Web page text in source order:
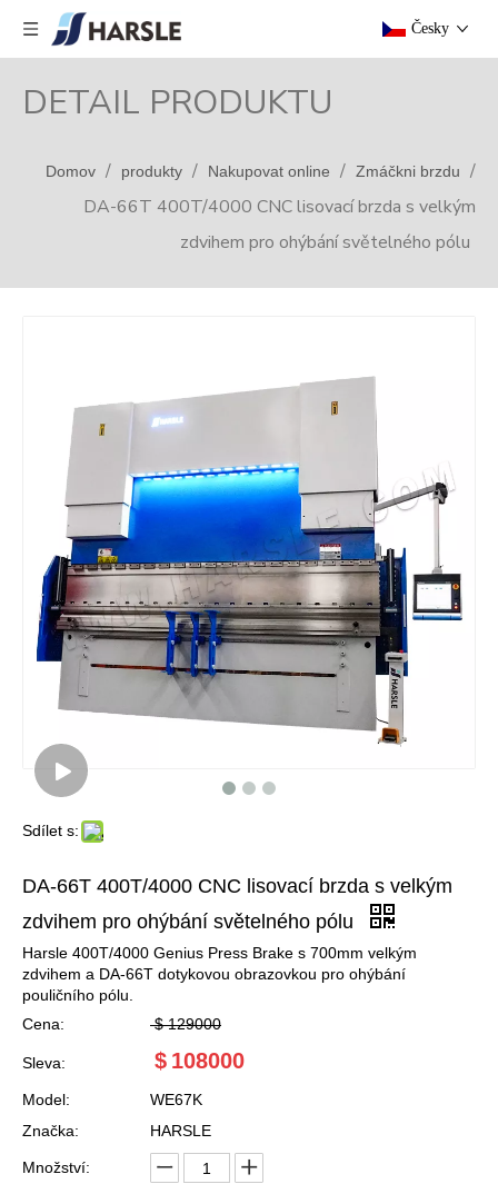
Česky
DETAIL PRODUKTU
Domov / produkty / Nakupovat online / Zmáčkni brzdu
/
DA-66T 400T/4000 CNC lisovací brzda s velkým
zdvihem pro ohýbání světelného pólu
Sdílet s:
DA-66T 400T/4000 CNC lisovací brzda s velkým
zdvihem pro ohýbání světelného pólu
Harsle 400T/4000 Genius Press Brake s 700mm velkým
zdvihem a DA-66T dotykovou obrazovkou pro ohýbání
pouličního pólu.
Cena:
$ 129000
Sleva: $ 108000
Model:
WE67K
Značka:
HARSLE
Množství: